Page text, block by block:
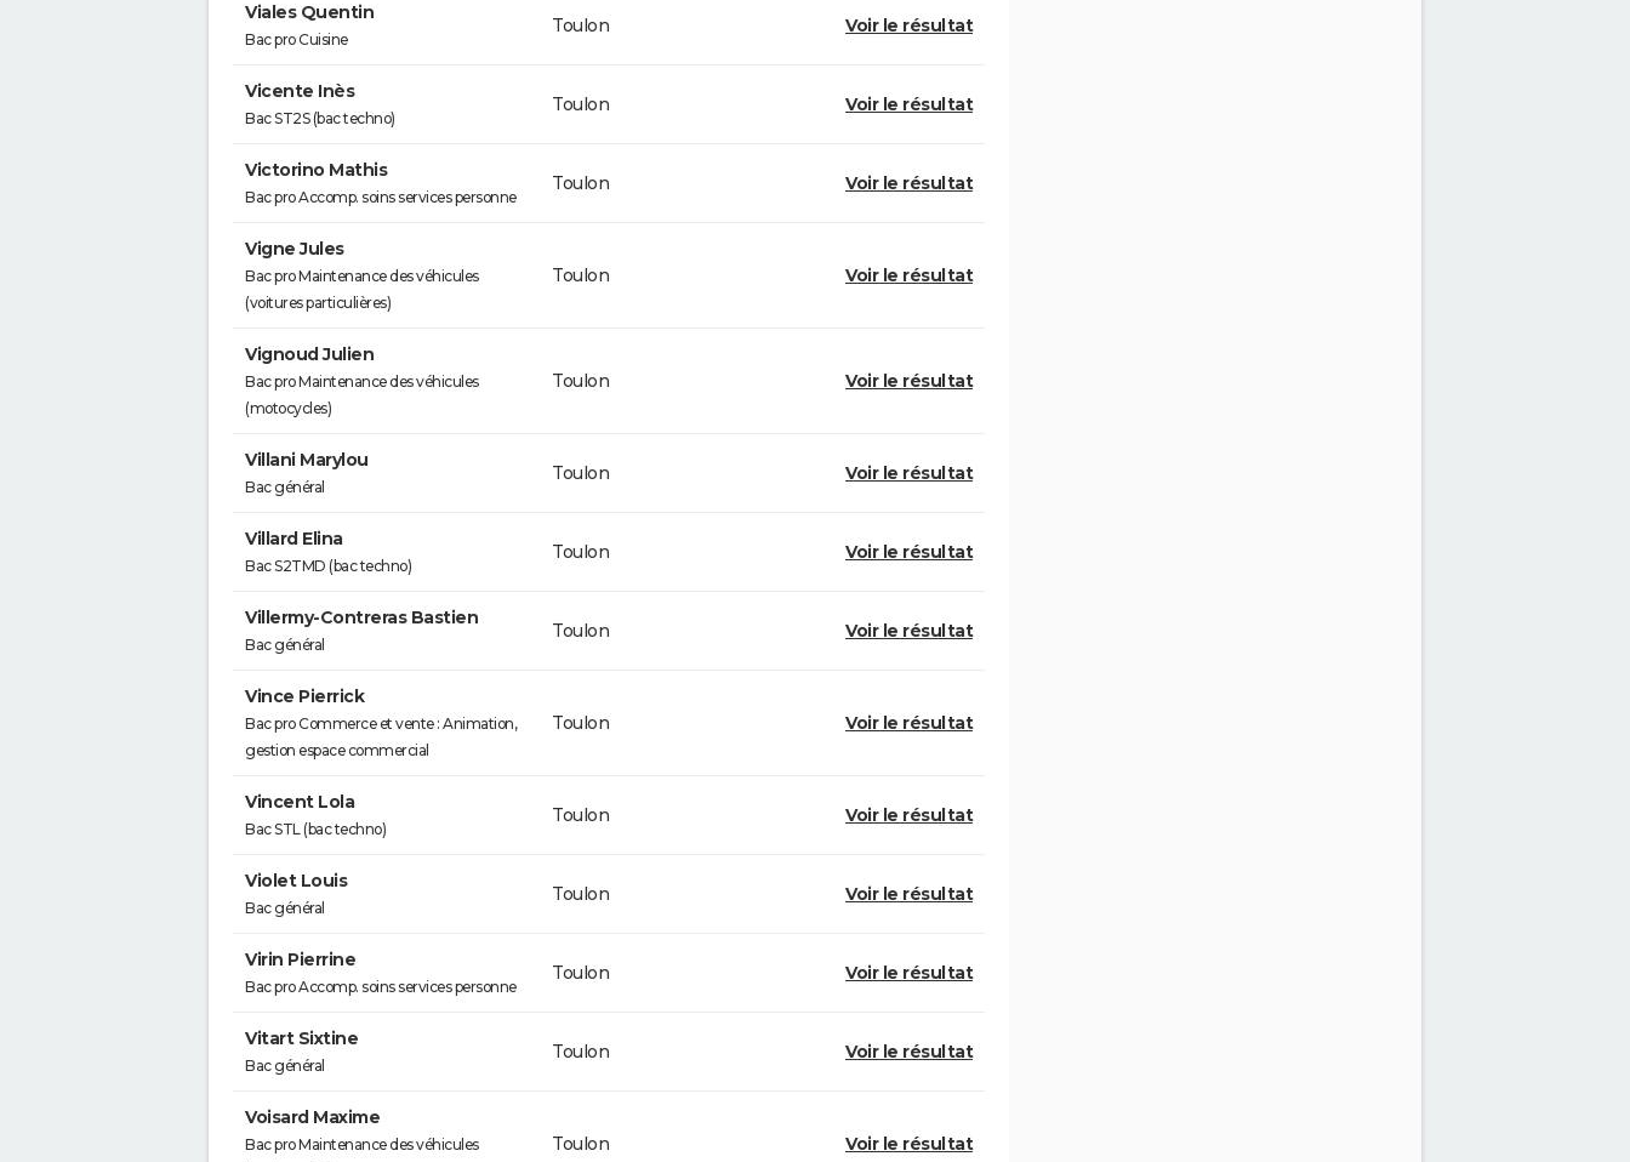
Viales Quentin
Bac pro Cuisine
Toulon Voir le résultat
Vicente Inès
Bac ST2S (bac techno)
Toulon Voir le résultat
Victorino Mathis
Bac pro Accomp. soins services personne
Toulon Voir le résultat
Vigne Jules
Bac pro Maintenance des véhicules
(voitures particulières)
Toulon Voir le résultat
Vignoud Julien
Bac pro Maintenance des véhicules
(motocycles)
Toulon Voir le résultat
Villani Marylou
Bac général
Toulon Voir le résultat
Villard Elina
Bac S2TMD (bac techno)
Toulon Voir le résultat
Villermy-Contreras Bastien
Bac général
Toulon Voir le résultat
Vince Pierrick
Bac pro Commerce et vente : Animation,
gestion espace commercial
Toulon Voir le résultat
Vincent Lola
Bac STL (bac techno)
Toulon Voir le résultat
Violet Louis
Bac général
Toulon Voir le résultat
Virin Pierrine
Bac pro Accomp. soins services personne
Toulon Voir le résultat
Vitart Sixtine
Bac général
Toulon Voir le résultat
Voisard Maxime
Bac pro Maintenance des véhicules
Toulon Voir le résultat